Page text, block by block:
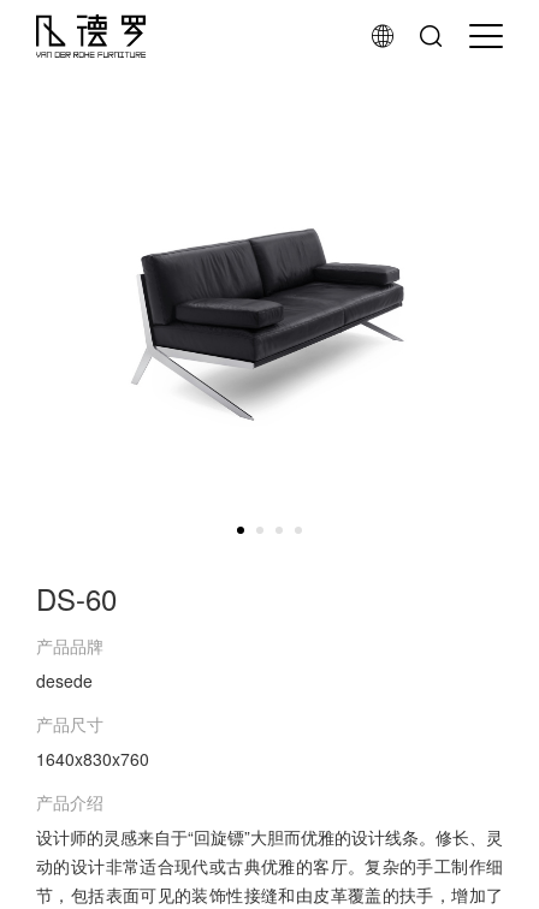
DS-60
产品品牌
desede
产品尺寸
1640x830x760
产品介绍
设计师的灵感来自于“回旋镖”大胆而优雅的设计线条。修长、灵
动的设计非常适合现代或古典优雅的客厅。复杂的手工制作细
节，包括表面可见的装饰性接缝和由皮革覆盖的扶手，增加了